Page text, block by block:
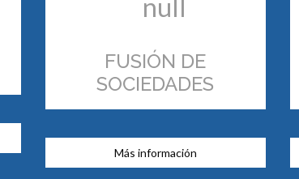
FUSIÓN DE
SOCIEDADES
Más información